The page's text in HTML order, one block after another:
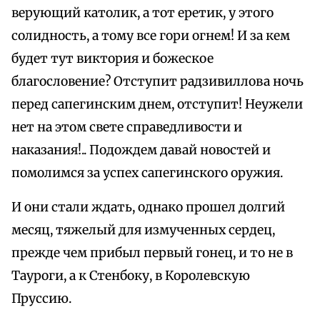
верующий католик, а тот еретик, у этого
солидность, а тому все гори огнем! И за кем
будет тут виктория и божеское
благословение? Отступит радзивиллова ночь
перед сапегинским днем, отступит! Неужели
нет на этом свете справедливости и
наказания!.. Подождем давай новостей и
помолимся за успех сапегинского оружия.
И они стали ждать, однако прошел долгий
месяц, тяжелый для измученных сердец,
прежде чем прибыл первый гонец, и то не в
Тауроги, а к Стенбоку, в Королевскую
Пруссию.